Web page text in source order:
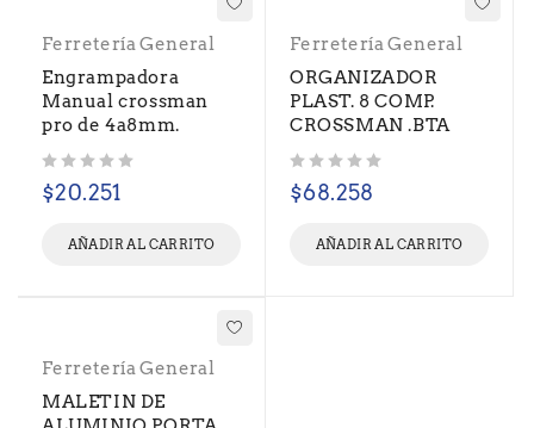
Ferretería General
Engrampadora
Manual crossman
pro de 4a8mm.
$20.251
AÑADIR AL CARRITO
Ferretería General
ORGANIZADOR
PLAST. 8 COMP.
CROSSMAN .BTA
$68.258
AÑADIR AL CARRITO
Ferretería General
MALETIN DE